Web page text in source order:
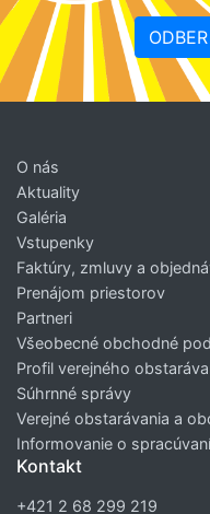
O nás
Aktuality
Galéria
Vstupenky
Faktúry, zmluvy a
Prenájom priestorov
Partneri
Všeobecné obchodné
Profil verejného
Súhrnné správy
Verejné obstarávania a
Informovanie o
Kontakt
+421 2 68 299 219